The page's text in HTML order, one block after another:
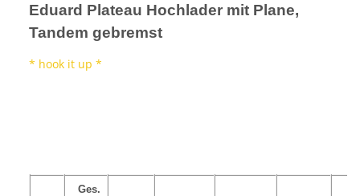
Eduard Plateau Hochlader mit Plane,
Tandem gebremst
* hook it up *
Ges.